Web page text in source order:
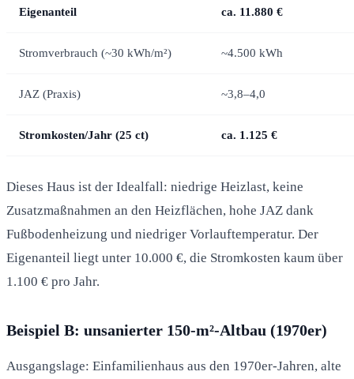
Eigenanteil ca. 11.880 €
Stromverbrauch (~30 kWh/m²) ~4.500 kWh
JAZ (Praxis) ~3,8–4,0
Stromkosten/Jahr (25 ct) ca. 1.125 €
Dieses Haus ist der Idealfall: niedrige Heizlast, keine
Zusatzmaßnahmen an den Heizflächen, hohe JAZ dank
Fußbodenheizung und niedriger Vorlauftemperatur. Der
Eigenanteil liegt unter 10.000 €, die Stromkosten kaum über
1.100 € pro Jahr.
Beispiel B: unsanierter 150-m²-Altbau (1970er)
Ausgangslage: Einfamilienhaus aus den 1970er-Jahren, alte